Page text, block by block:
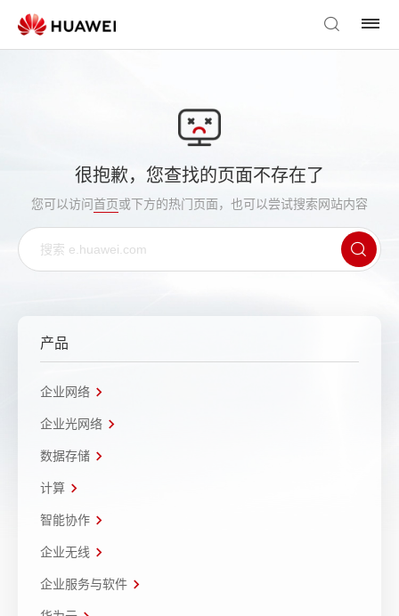
很抱歉，您查找的页面不存在了
您可以访问首页或下方的热门页面，也可以尝试搜索网站内容
产品
企业网络
企业光网络
数据存储
计算
智能协作
企业无线
企业服务与软件